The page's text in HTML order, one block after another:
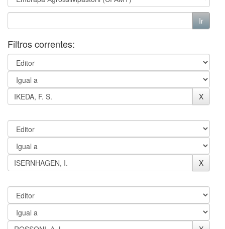
Filtros correntes: